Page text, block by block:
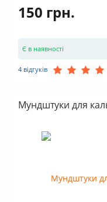
150 грн.
Є в наявності
4 відгуків
Мундштуки для